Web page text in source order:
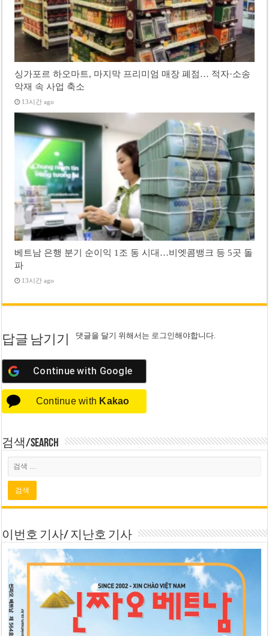
싱가포르 하오마트, 마지막 프리미엄 매장 폐점… 적자·소송
악재 속 사업 축소
13시간 ago
베트남 은행 분기 순이익 1조 동 시대…비엣콤뱅크 등 5곳 돌
파
13시간 ago
답글 남기기 댓글을 달기 위해서는 로그인해야합니다.
Continue with Google
Continue with Kakao
검색/Search
이번호 기사/ 지난호 기사